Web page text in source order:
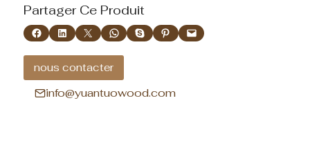
Partager Ce Produit
Partager sur Facebook
Partager sur LinkedIn
Partager sur X Partager sur WhatsApp
Partager sur SkypePartager sur Pinterest
Envoyer cette page par e-mail
nous contacter
info@yuantuowood.com